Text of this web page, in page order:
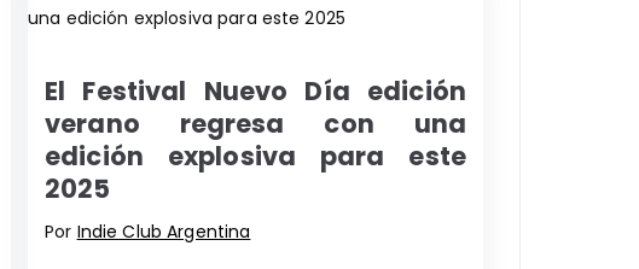
El Festival Nuevo Día edición
verano regresa con una
edición explosiva para este
2025
Por Indie Club Argentina